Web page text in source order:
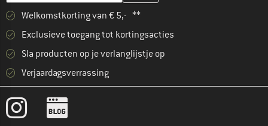
Welkomstkorting van € 5,- **
Exclusieve toegang tot kortingsacties
Sla producten op je verlanglijstje op
Verjaardagsverrassing